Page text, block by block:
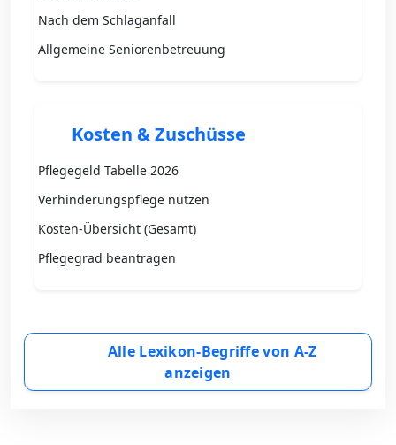
Nach dem Schlaganfall
Allgemeine Seniorenbetreuung
Kosten & Zuschüsse
Pflegegeld Tabelle 2026
Verhinderungspflege nutzen
Kosten-Übersicht (Gesamt)
Pflegegrad beantragen
Alle Lexikon-Begriffe von A-Z
anzeigen